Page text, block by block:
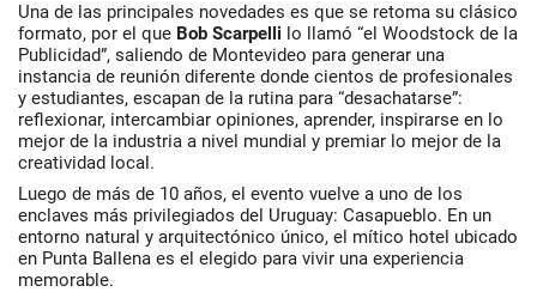
Una de las principales novedades es que se retoma su clásico
formato, por el que Bob Scarpelli lo llamó “el Woodstock de la
Publicidad”, saliendo de Montevideo para generar una
instancia de reunión diferente donde cientos de profesionales
y estudiantes, escapan de la rutina para “desachatarse”:
reflexionar, intercambiar opiniones, aprender, inspirarse en lo
mejor de la industria a nivel mundial y premiar lo mejor de la
creatividad local.
Luego de más de 10 años, el evento vuelve a uno de los
enclaves más privilegiados del Uruguay: Casapueblo. En un
entorno natural y arquitectónico único, el mítico hotel ubicado
en Punta Ballena es el elegido para vivir una experiencia
memorable.